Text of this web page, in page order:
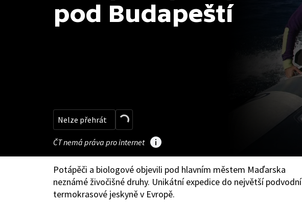
pod Budapeští
Nelze přehrát
ČT nemá práva pro internet
Potápěči a biologové objevili pod hlavním městem Maďarska
neznámé živočišné druhy. Unikátní expedice do největší podvodní
termokrasové jeskyně v Evropě.